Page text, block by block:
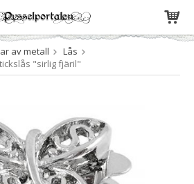
har blivit tillagd i varukorgen
av metall
Lås
"sirlig fjäril"